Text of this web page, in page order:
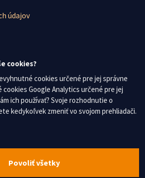
cookies?
cookies určené pre jej správne
Google Analytics určené pre jej
ich používať? Svoje rozhodnutie o
kedykoľvek zmeniť vo svojom prehliadači.
Povoliť všetky
údajov
prihláste sa na odber
informácie